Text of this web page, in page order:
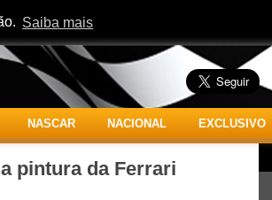
Saiba mais
NASCAR NACIONAL EXCLUSIVO
pintura da Ferrari